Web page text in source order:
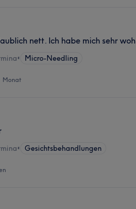
nett. Ich habe mich sehr
• Micro-Needling
Monat
• Gesichtsbehandlungen